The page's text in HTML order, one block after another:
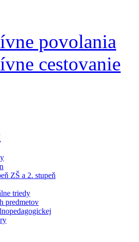
povolania
cestovanie
ZŠ a 2. stupeň
triedy
predmetov